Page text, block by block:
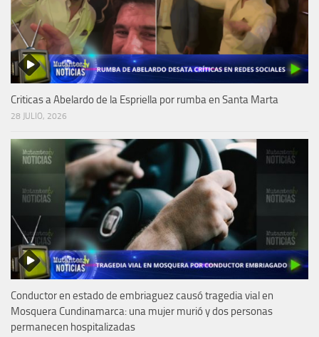
Criticas a Abelardo de la Espriella por rumba en Santa Marta
28 JULIO, 2026
Conductor en estado de embriaguez causó tragedia vial en
Mosquera Cundinamarca: una mujer murió y dos personas
permanecen hospitalizadas